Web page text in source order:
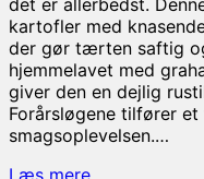
opskrift
kartofler med
der gør tærten saftig
hjemmelavet med
giver den en dejlig
Forårsløgene tilfører
smagsoplevelsen.…
Læs mereHjemmelavet